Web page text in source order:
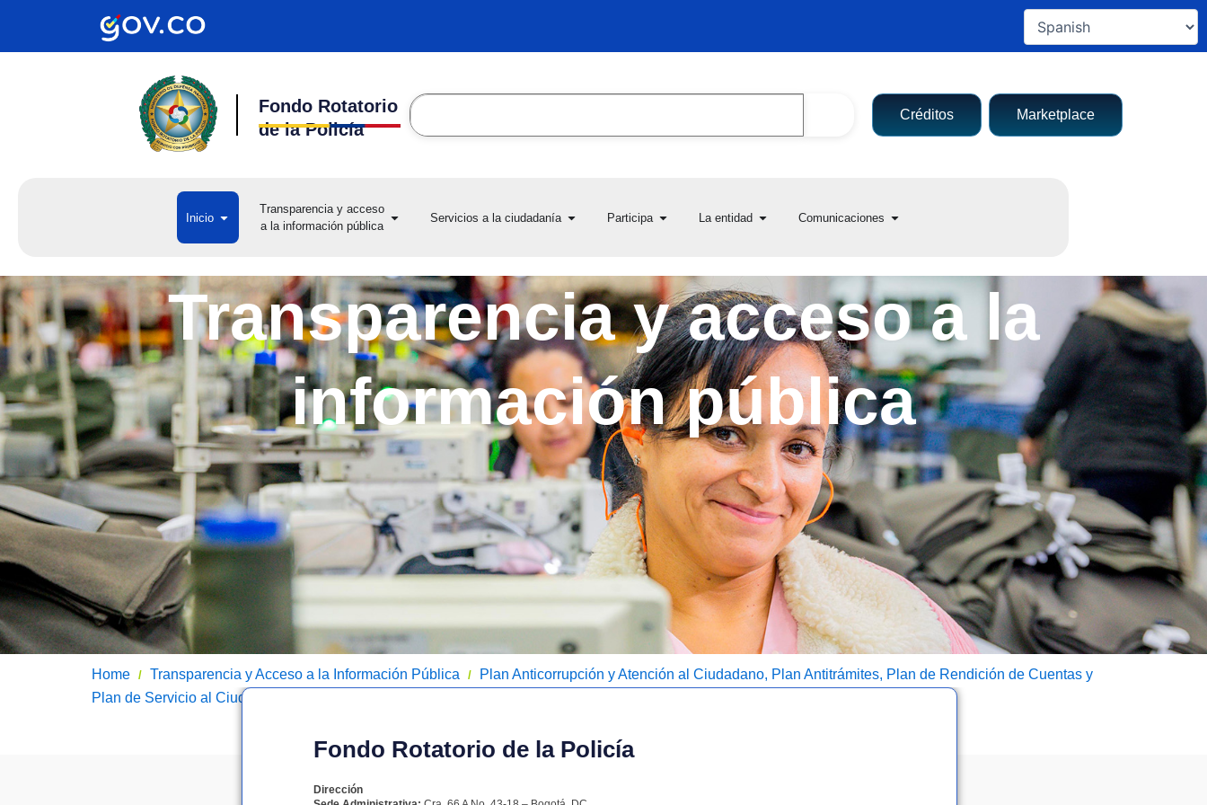
contenido
Fondo Rotatorio
de la Policía
Search
Créditos Marketplace
Inicio Open InicioTransparencia y acceso
a la información pública
Open Transparencia y acceso
Servicios a la ciudadanía Open Servicios a la ciudadanía
Participa Open Participa
La entidad Open La entidad
Comunicaciones Open Comunicaciones
Transparencia y acceso a la
información pública
Home / Transparencia y Acceso a la Información Pública /
Plan Anticorrupción y Atención al Ciudadano, Plan Antitrámites, Plan de Rendición de Cuentas y
Plan de Servicio al Ciudadano
Fondo Rotatorio de la Policía
Dirección